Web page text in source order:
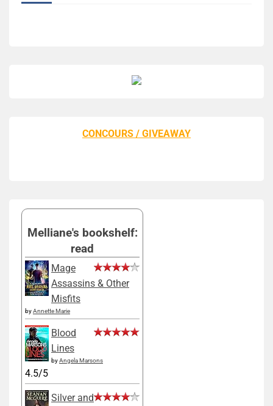
CONCOURS / GIVEAWAY
Melliane's bookshelf:
read
Mage
Assassins & Other
Misfits
byAnnette Marie
Blood
Lines
byAngela Marsons
4.5/5
Silver and